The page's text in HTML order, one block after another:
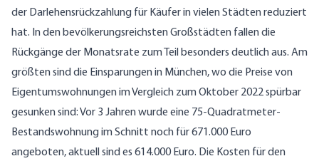
der Darlehensrückzahlung für Käufer in vielen Städten reduziert
hat. In den bevölkerungsreichsten Großstädten fallen die
Rückgänge der Monatsrate zum Teil besonders deutlich aus. Am
größten sind die Einsparungen in München, wo die Preise von
Eigentumswohnungen im Vergleich zum Oktober 2022 spürbar
gesunken sind: Vor 3 Jahren wurde eine 75-Quadratmeter-
Bestandswohnung im Schnitt noch für 671.000 Euro
angeboten, aktuell sind es 614.000 Euro. Die Kosten für den